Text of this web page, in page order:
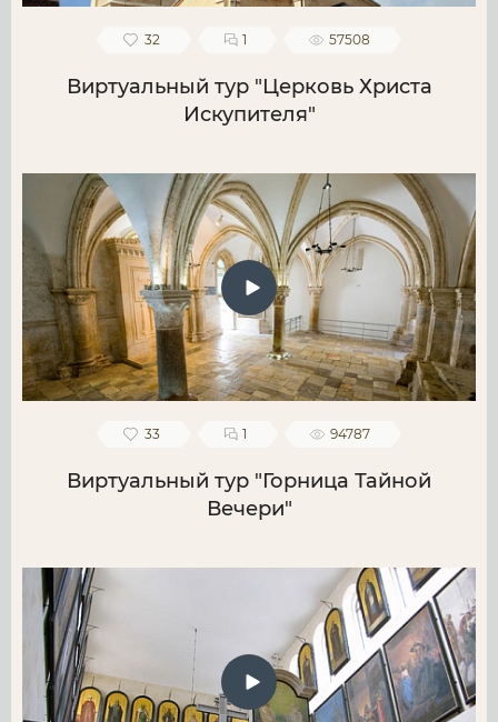
32 1 57508
Виртуальный тур "Церковь Христа
Искупителя"
33 1 94787
Виртуальный тур "Горница Тайной
Вечери"